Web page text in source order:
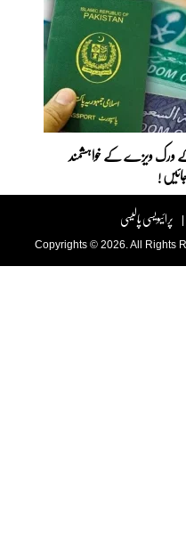
ویزے کے خواہشمند
!
پرائیویسی پالیسی
Copyrights © 2026. All Rights